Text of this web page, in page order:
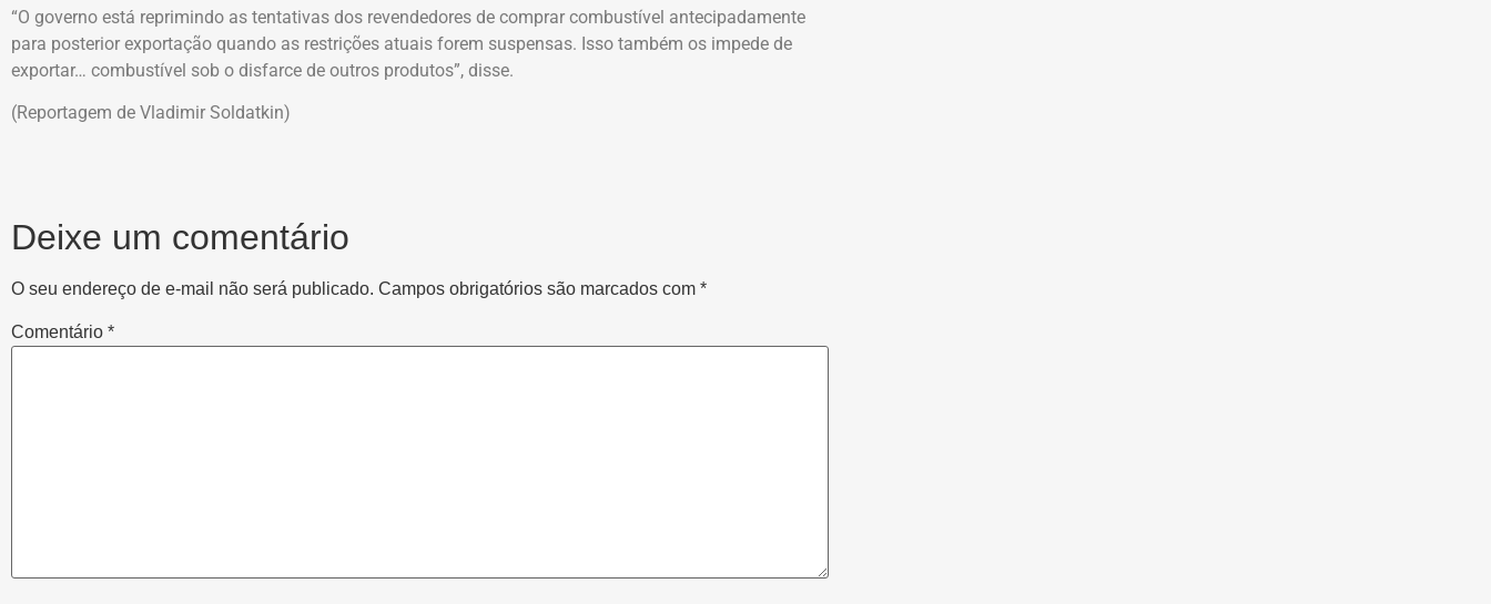
“O governo está reprimindo as tentativas dos revendedores de comprar combustível antecipadamente
para posterior exportação quando as restrições atuais forem suspensas. Isso também os impede de
exportar… combustível sob o disfarce de outros produtos”, disse.
(Reportagem de Vladimir Soldatkin)
Deixe um comentário
O seu endereço de e-mail não será publicado. Campos obrigatórios são marcados com *
Comentário *